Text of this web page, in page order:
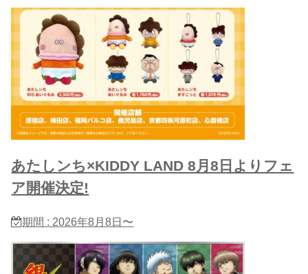
あたしンち×KIDDY LAND 8月8日よりフェ
ア開催決定!
期間 : 2026年8月8日〜